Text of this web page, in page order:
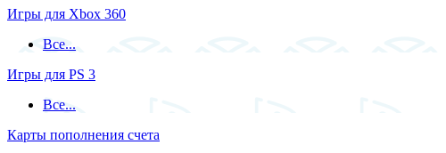
Игры для Xbox 360
Все...
Игры для PS 3
Все...
Карты пополнения счета